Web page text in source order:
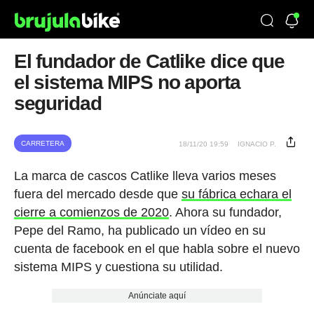
El fundador de Catlike dice que
el sistema MIPS no aporta
seguridad
CARRETERA 18/11/20 19:59 IGNACIO P.
La marca de cascos Catlike lleva varios meses
fuera del mercado desde que su fábrica echara el
cierre a comienzos de 2020. Ahora su fundador,
Pepe del Ramo, ha publicado un vídeo en su
cuenta de facebook en el que habla sobre el nuevo
sistema MIPS y cuestiona su utilidad.
Anúnciate aquí